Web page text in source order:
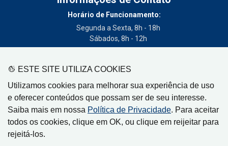
ESTE SITE UTILIZA COOKIES
Utilizamos cookies para melhorar sua experiência de uso
e oferecer conteúdos que possam ser de seu interesse.
Saiba mais em nossa Política de Privacidade. Para aceitar
todos os cookies, clique em OK, ou clique em reijeitar para
rejeitá-los.
Horário de Funcionamento:
Segunda a Sexta, 8h - 18h
Sábados, 8h - 12h
(19) 3404-3700
Circulação:
Limeira - SP, Artur Nogueira - SP, Cordeirópolis - SP,
Engenheiro Coelho - SP, Iracemápolis - SP